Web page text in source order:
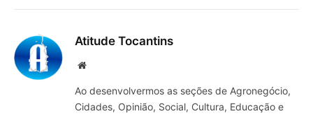
Atitude Tocantins
Site
Ao desenvolvermos as seções de Agronegócio,
Cidades, Opinião, Social, Cultura, Educação e